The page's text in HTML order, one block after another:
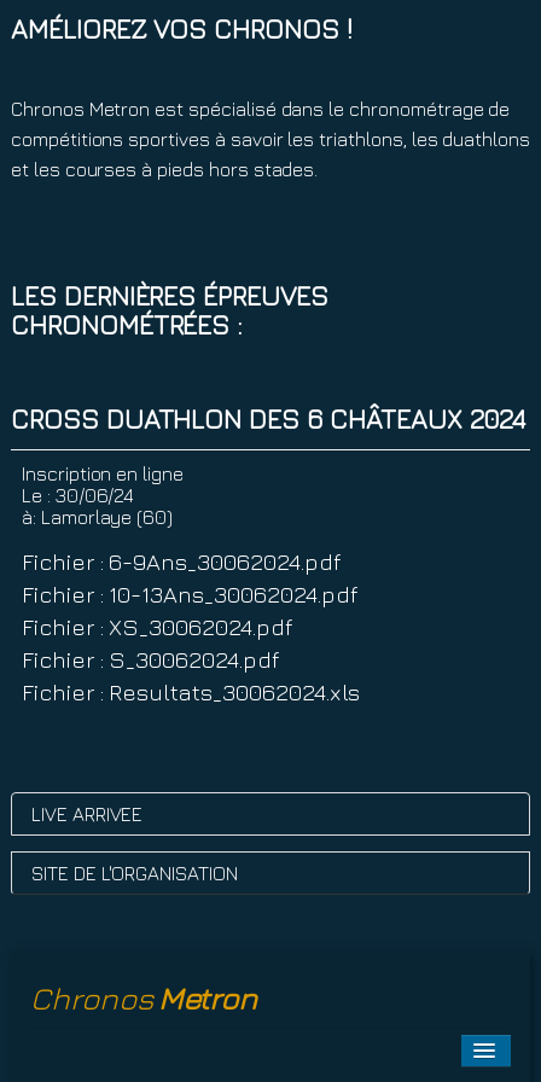
AMÉLIOREZ VOS CHRONOS !
Chronos Metron est spécialisé dans le chronométrage de
compétitions sportives à savoir les triathlons, les duathlons
et les courses à pieds hors stades.
LES DERNIÈRES ÉPREUVES
CHRONOMÉTRÉES :
CROSS DUATHLON DES 6 CHÂTEAUX 2024
Inscription en ligne
Le : 30/06/24
à: Lamorlaye (60)
Fichier : 6-9Ans_30062024.pdf
Fichier : 10-13Ans_30062024.pdf
Fichier : XS_30062024.pdf
Fichier : S_30062024.pdf
Fichier : Resultats_30062024.xls
LIVE ARRIVEE
SITE DE L'ORGANISATION
Chronos Metron
Toggle